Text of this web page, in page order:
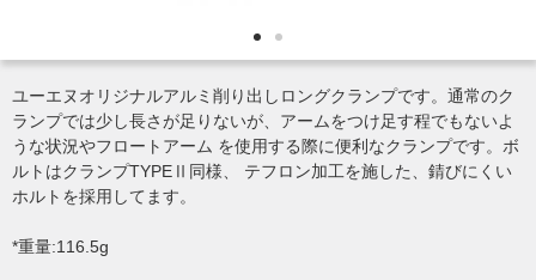
ユーエヌオリジナルアルミ削り出しロングクランプです。通常のク
ランプでは少し長さが足りないが、アームをつけ足す程でもないよ
うな状況やフロートアーム を使用する際に便利なクランプです。ボ
ルトはクランプTYPEⅡ同様、 テフロン加工を施した、錆びにくい
ホルトを採用してます。
*重量:116.5g